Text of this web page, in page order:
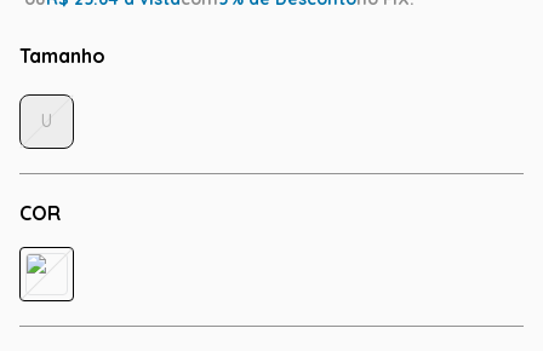
Tamanho
COR
U